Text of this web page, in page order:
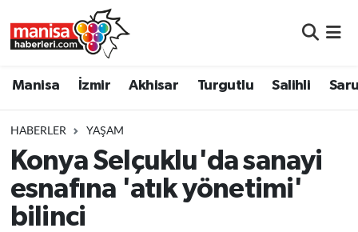
Manisa İzmir Akhisar Turgutlu Salihli
HABERLER YAŞAM
Konya Selçuklu'da sanayi
esnafına 'atık yönetimi'
bilinci
Turgutlu
Salihli
Manisa Nöbetçi Eczaneler
Manisa Trafik Yoğunluk Haritası
Süper Lig Puan Durumu ve Fikstür